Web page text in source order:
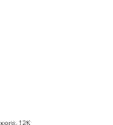
12К